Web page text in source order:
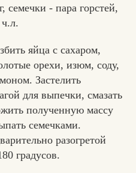
семечки - пара горстей,
яйца с сахаром,
орехи, изюм, соду,
Застелить
для выпечки, смазать
полученную массу
семечками.
разогретой
градусов.